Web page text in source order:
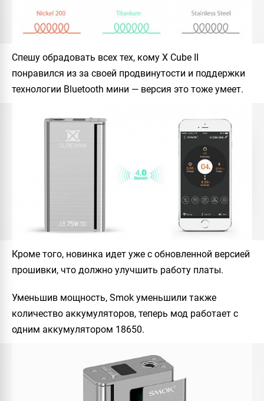
Спешу обрадовать всех тех, кому X Cube II
понравился из за своей продвинутости и поддержки
технологии Bluetooth мини — версия это тоже умеет.
Кроме того, новинка идет уже с обновленной версией
прошивки, что должно улучшить работу платы.
Уменьшив мощность, Smok уменьшили также
количество аккумуляторов, теперь мод работает с
одним аккумулятором 18650.